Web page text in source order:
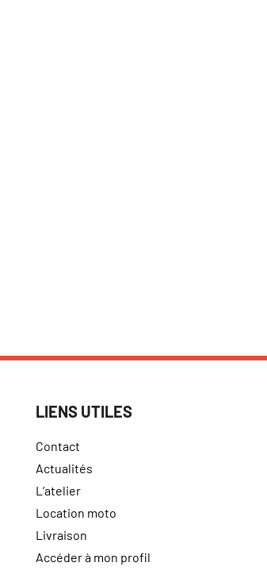
LIENS UTILES
Contact
Actualités
L’atelier
Location moto
Livraison
Accéder à mon profil